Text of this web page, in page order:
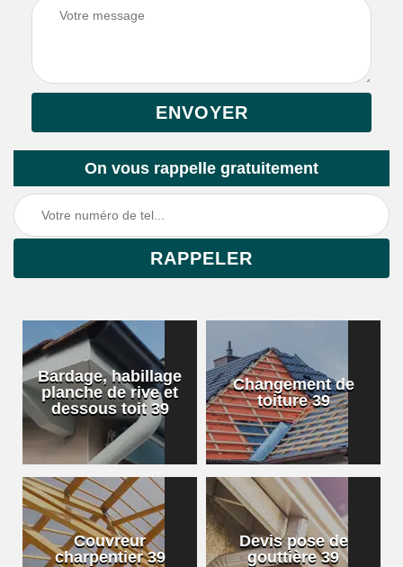
On vous rappelle gratuitement
Bardage, habillage
planche de rive et
dessous toit 39
Changement de
toiture 39
Couvreur
charpentier 39
Devis pose de
gouttière 39